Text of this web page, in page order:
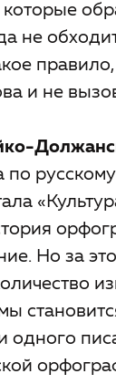
не
и не
по
Но за
одного